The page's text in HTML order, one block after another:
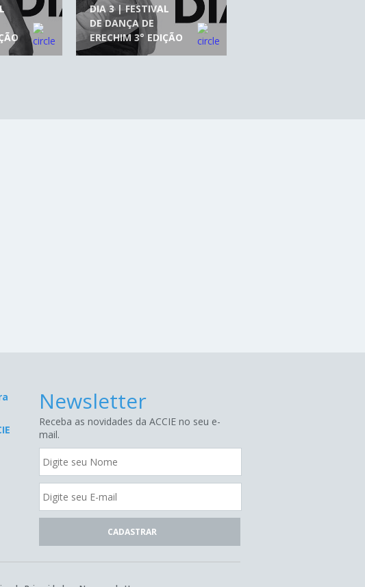
DIA 3 | FESTIVAL
DE DANÇA DE
ERECHIM 3° EDIÇÃO
Newsletter
Receba as novidades da ACCIE no seu e-
mail.